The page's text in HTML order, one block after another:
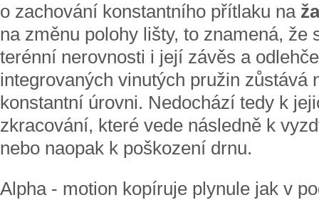
o zachování konstantního přítlaku na
na změnu polohy lišty, to znamená, že
terénní nerovnosti i její závěs a
integrovaných vinutých pružin zůstává
konstantní úrovni. Nedochází tedy k
zkracování, které vede následně k
nebo naopak k poškození drnu.
Alpha - motion kopíruje plynule jak v